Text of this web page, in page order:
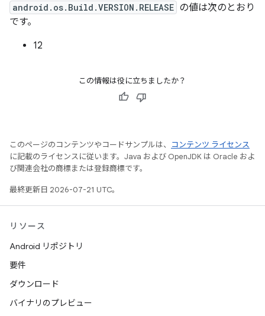
android.os.Build.VERSION.RELEASE の値は次のとおり
です。
12
この情報は役に立ちましたか？
このページのコンテンツやコードサンプルは、
コンテンツ ライセンス
に記載のライセンスに従います。Java および OpenJDK は Oracle およ
び関連会社の商標または登録商標です。
最終更新日 2026-07-21 UTC。
リソース
Android リポジトリ
要件
ダウンロード
バイナリのプレビュー